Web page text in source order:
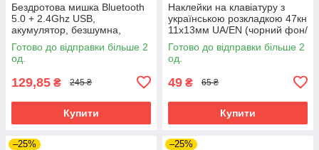
Бездротова мишка Bluetooth
5.0 + 2.4Ghz USB,
акумулятор, безшумна,
чорна
Готово до відправки більше 2
од.
129,85 ₴ 245 ₴
Купити
Наклейки на клавіатуру з
українською розкладкою 47кн
11х13мм UA/EN (чорний фон/
зелені літери)
Готово до відправки більше 2
од.
49 ₴ 65 ₴
Купити
–25% –25%